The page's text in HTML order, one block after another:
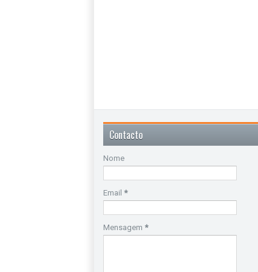
Contacto
Nome
Email *
Mensagem *